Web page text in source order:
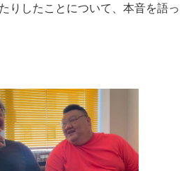
りしたことについて、本音を語っ